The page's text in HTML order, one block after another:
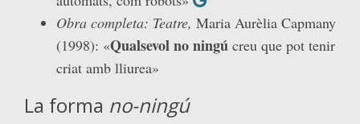
Obra completa: Teatre, Maria Aurèlia Capmany
(1998): «Qualsevol no ningú creu que pot tenir
criat amb lliurea»
La forma no-ningú